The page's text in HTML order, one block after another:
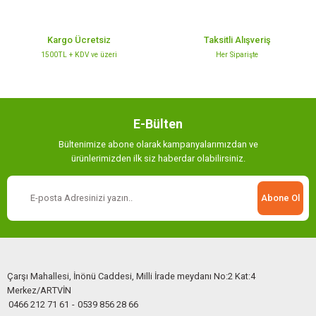
Kargo Ücretsiz
1500TL + KDV ve üzeri
Taksitli Alışveriş
Her Siparişte
E-Bülten
Bültenimize abone olarak kampanyalarımızdan ve
ürünlerimizden ilk siz haberdar olabilirsiniz.
Abone Ol
Çarşı Mahallesi, İnönü Caddesi, Milli İrade meydanı No:2 Kat:4
Merkez/ARTVİN
0466 212 71 61 - 0539 856 28 66